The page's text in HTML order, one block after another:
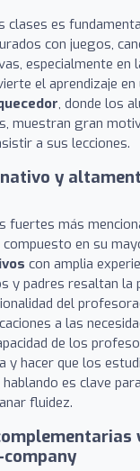
clases es
con juegos,
especialmente en
el aprendizaje en
, donde los
muestran gran
a sus lecciones.
y
fuertes más
compuesto en su
con amplia
y padres resaltan la
del
a las
de los
y hacer que los
es clave
fluidez.